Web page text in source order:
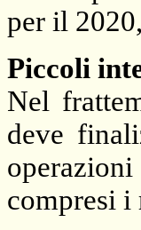
per il
Piccoli
Nel
deve
compresi i